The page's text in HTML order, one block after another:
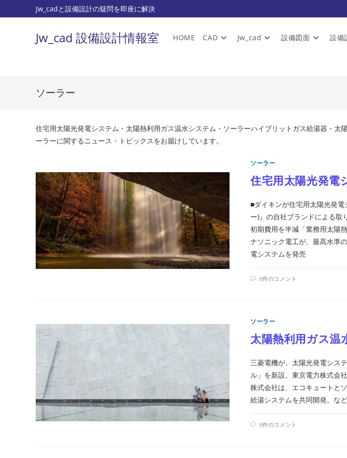
ン
Jw_cadと設備設計の疑問を即座に解決
Jw_cad 設備設計情報室 HOME CAD Jw_cad 設備図面 設備
ソーラー
住宅用太陽光発電システム・太陽熱利用ガス温水システム・ソーラーハイブリットガス給湯器・太
ーラーに関するニュース・トピックスをお届けしています。
ソーラー
住宅用太陽光発電
■ダイキンが住宅用太陽光発
ー)』の自社ブランドによる取
初期費用を半減「業務用太陽
ナソニック電工が、最高水準
電システムを発売
0件のコメント
ソーラー
太陽熱利用ガス温
三菱電機が、太陽光発電シス
ル」を新設。東京電力株式会
株式会社は、エコキュートと
給湯システムを共同開発。など
0件のコメント